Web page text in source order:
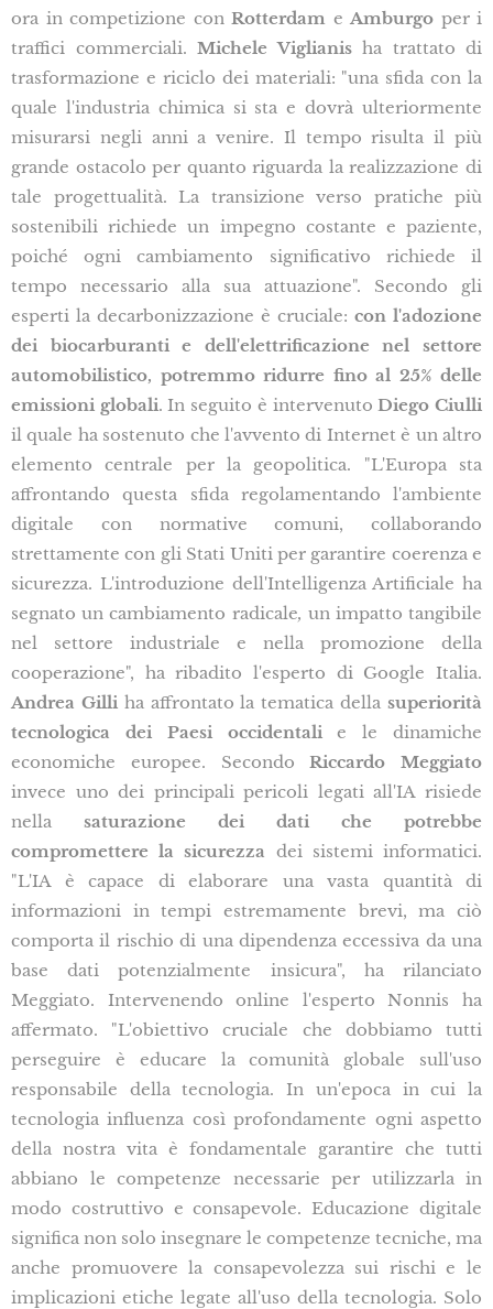
ora in competizione con Rotterdam e Amburgo per i
traffici commerciali. Michele Viglianisha trattato di
trasformazione e riciclo dei materiali: "una sfida con la
quale l'industria chimica si sta e dovrà ulteriormente
misurarsi negli anni a venire. Il tempo risulta il più
grande ostacolo per quanto riguarda la realizzazione di
tale progettualità. La transizione verso pratiche più
sostenibili richiede un impegno costante e paziente,
poiché ogni cambiamento significativo richiede il
tempo necessario alla sua attuazione". Secondo gli
esperti la decarbonizzazione è cruciale: con l'adozione
dei biocarburanti e dell'elettrificazione nel settore
automobilistico, potremmo ridurre fino al 25% delle
emissioni globali. In seguito è intervenutoDiego Ciulli
il quale ha sostenuto che l'avvento di Internet è un altro
elemento centrale per la geopolitica. "L'Europa sta
affrontando questa sfida regolamentando l'ambiente
digitale con normative comuni, collaborando
strettamente con gli Stati Uniti per garantire coerenza e
sicurezza. L'introduzione dell'Intelligenza Artificiale ha
segnato un cambiamento radicale, un impatto tangibile
nel settore industriale e nella promozione della
cooperazione", ha ribadito l'esperto di Google Italia.
Andrea Gilliha affrontato la tematica della superiorità
tecnologica dei Paesi occidentalie le dinamiche
economiche europee. SecondoRiccardo Meggiato
invece uno dei principali pericoli legati all'IA risiede
nella saturazione dei dati che potrebbe
compromettere la sicurezza dei sistemi informatici.
"L'IA è capace di elaborare una vasta quantità di
informazioni in tempi estremamente brevi, ma ciò
comporta il rischio di una dipendenza eccessiva da una
base dati potenzialmente insicura", ha rilanciato
Meggiato. Intervenendo online l'esperto Nonnis ha
affermato. "L'obiettivo cruciale che dobbiamo tutti
perseguire è educare la comunità globale sull'uso
responsabile della tecnologia. In un'epoca in cui la
tecnologia influenza così profondamente ogni aspetto
della nostra vita è fondamentale garantire che tutti
abbiano le competenze necessarie per utilizzarla in
modo costruttivo e consapevole. Educazione digitale
significa non solo insegnare le competenze tecniche, ma
anche promuovere la consapevolezza sui rischi e le
implicazioni etiche legate all'uso della tecnologia. Solo